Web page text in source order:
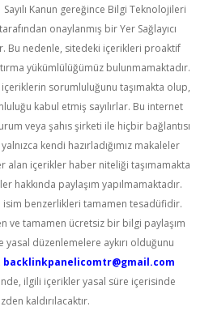
Sayılı Kanun gereğince Bilgi Teknolojileri
onaylanmış bir Yer Sağlayıcı
Bu nedenle, sitedeki içerikleri proaktif
yükümlülüğümüz bulunmamaktadır.
içeriklerin sorumluluğunu taşımakta olup,
kabul etmiş sayılırlar. Bu internet
veya şahıs şirketi ile hiçbir bağlantısı
kendi hazırladığımız makaleler
alan içerikler haber niteliği taşımamakta
hakkında paylaşım yapılmamaktadır.
isim benzerlikleri tamamen tesadüfidir.
ve tamamen ücretsiz bir bilgi paylaşım
düzenlemelere aykırı olduğunu
backlinkpanelicomtr@gmail.com
ilgili içerikler yasal süre içerisinde
kaldırılacaktır.